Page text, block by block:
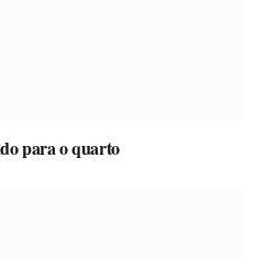
para o quarto